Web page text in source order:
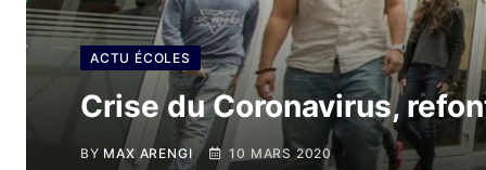
ACTU ÉCOLES
Crise du Coronavirus,
BY MAX ARENGI 10 MARS 2020